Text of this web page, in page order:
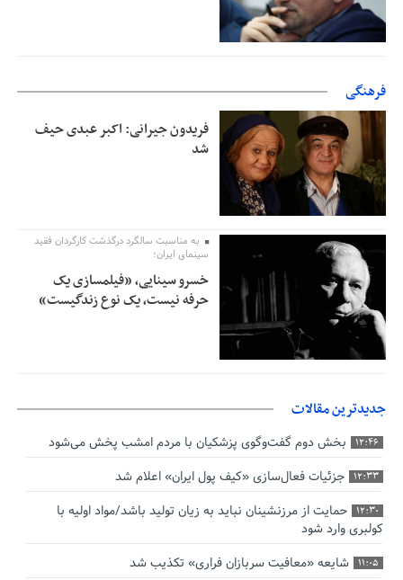
فرهنگی
فریدون جیرانی: اکبر عبدی حیف
شد
به مناسبت سالگرد درگذشت کارگردان فقید
سینمای ایران؛
خسرو سینایی، «فیلمسازی یک
حرفه نیست، یک نوع زندگیست»
جدیدترین مقالات
12:46 بخش دوم گفت‌وگوی پزشکیان با مردم امشب پخش می‌شود
12:33 جزئیات فعال‌سازی «کیف پول ایران» اعلام شد
12:30
حمایت از مرزنشینان نباید به زیان تولید باشد/مواد اولیه با
کولبری وارد شود
11:05 شایعه «معافیت سربازان فراری» تکذیب شد